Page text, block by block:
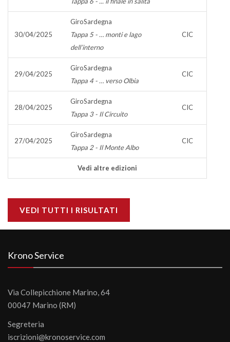
30/04/2025
GiroSardegna
Tappa 5 - … monti e lago
dell’interno
CIC
29/04/2025
GiroSardegna
Tappa 4 - … verso Olbia
CIC
28/04/2025
GiroSardegna
Tappa 3 - Il Circuito
CIC
27/04/2025
GiroSardegna
Tappa 2 - Il Monte Albo
CIC
Vedi altre edizioni
VEDI TUTTI I RISULTATI
Krono Service
Via Collepicchione Marino, 64
00047 Marino (RM)
Segreteria
iscrizioni@kronoservice.com